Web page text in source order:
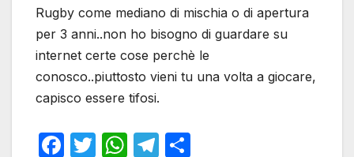
Rugby come mediano di mischia o di apertura
per 3 anni..non ho bisogno di guardare su
internet certe cose perchè le
conosco..piuttosto vieni tu una volta a giocare,
capisco essere tifosi.
F
T
W T